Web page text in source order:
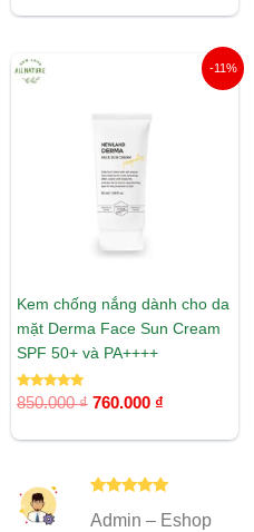
-11%
Kem chống nắng dành cho da
mặt Derma Face Sun Cream
SPF 50+ và PA++++
Được xếp
hạng
850.000₫
850.000 ₫.
760.000 ₫
hạng55
Admin – Eshop